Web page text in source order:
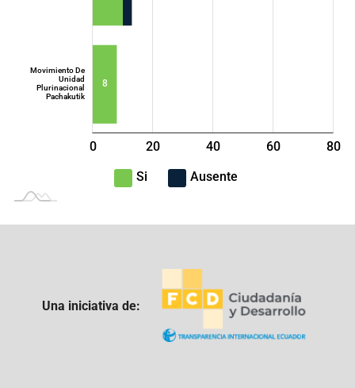
8
Movimiento De
Unidad
Plurinacional
Pachakutik
L
-40
-20
0 20 40 60 80
100
Si
Ausente
Una iniciativa de: